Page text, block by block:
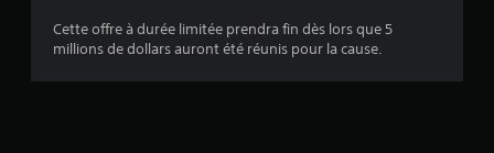
s
Cette offre à durée limitée prendra fin dès lors que 5
millions de dollars auront été réunis pour la cause.